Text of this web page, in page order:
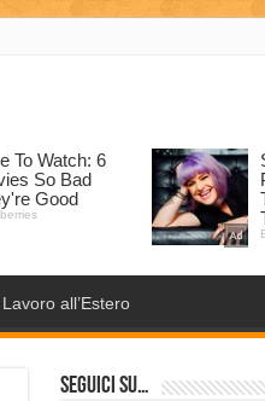
Lavoro all’Estero
Seguici su…